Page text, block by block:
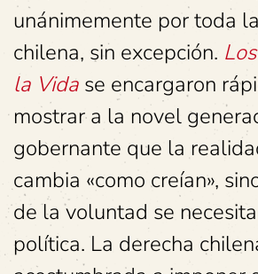
unánimemente por toda
chilena, sin excepción.
la Vida se encargaron
mostrar a la novel
gobernante que la
cambia «como creían»,
de la voluntad se
política. La derecha